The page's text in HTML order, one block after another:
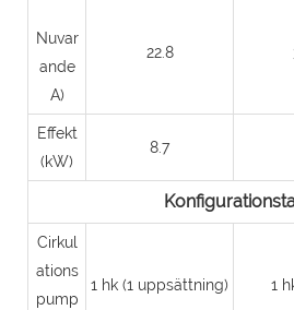
Nuvar
ande
A)
22.8
Effekt
(kW)
8.7
Cirkul
ations
pump
1 hk (1 uppsättning) 1